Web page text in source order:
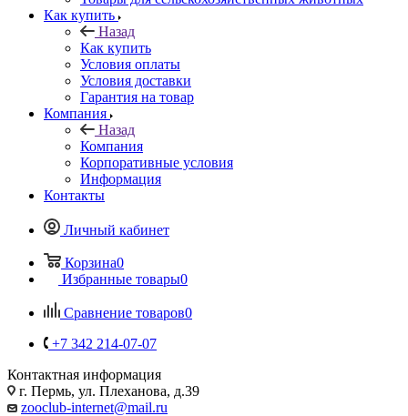
Как купить
Назад
Как купить
Условия оплаты
Условия доставки
Гарантия на товар
Компания
Назад
Компания
Корпоративные условия
Информация
Контакты
Личный кабинет
Корзина0
Избранные товары0
Сравнение товаров0
+7 342 214-07-07
Контактная информация
г. Пермь, ул. Плеханова, д.39
zooclub-internet@mail.ru